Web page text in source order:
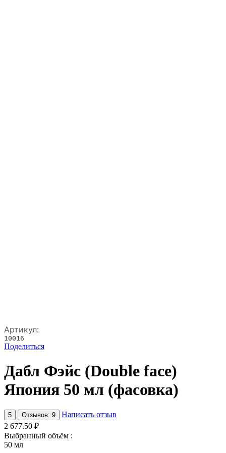
Артикул:
10016
Поделиться
Дабл Фэйс (Double face)
Япония 50 мл (фасовка)
5 Отзывов: 9
Написать отзыв
2 677.50 ₽
Выбранный объём :
50 мл